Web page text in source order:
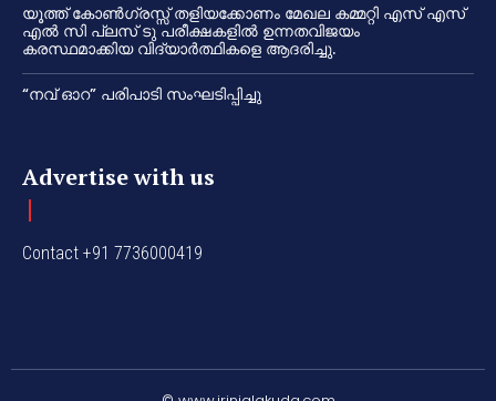
യൂത്ത് കോൺഗ്രസ്സ് തളിയക്കോണം മേഖല കമ്മറ്റി എസ് എസ്
എൽ സി പ്ലസ് ടു പരീക്ഷകളിൽ ഉന്നതവിജയം
കരസ്ഥമാക്കിയ വിദ്യാർത്ഥികളെ ആദരിച്ചു.
“നവ് ഓറ” പരിപാടി സംഘടിപ്പിച്ചു
Advertise with us
Contact +91 7736000419